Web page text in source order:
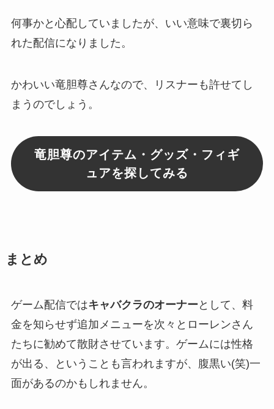
何事かと心配していましたが、 いい意味で裏切ら
れた配信になりました。
かわいい竜胆尊さんなので、リスナーも許せてし
まうのでしょう。
竜胆尊のアイテム・グッズ・フィギ
ュアを探してみる
まとめ
ゲーム配信ではキャバクラのオーナー として、料
金を知らせず追加メニューを次々とローレンさん
たちに勧めて散財させています。ゲームには性格
が出る、ということも言われますが、 腹黒い(笑)一
面があるのかもしれません。